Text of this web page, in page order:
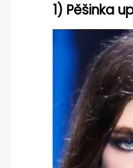
1) Pěšinka